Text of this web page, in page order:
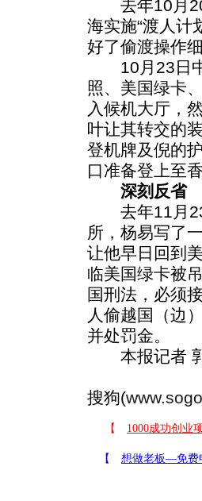
去年10月20
海实施“渡人计
好了偷渡操作细
10月23日中
照、美国绿卡
入候机大厅，
叶让其转交的
登机牌及倪的
口准备登上至
深刻反省
去年11月23
所，杨易写了
让他早日回到
临美国绿卡被
国刑法，必须
人偷越国（边
并处罚金。
本报记者 郭
搜狗(